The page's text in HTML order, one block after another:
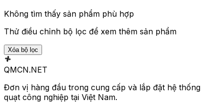
Không tìm thấy sản phẩm phù hợp
Thử điều chỉnh bộ lọc để xem thêm sản phẩm
Xóa bộ lọc
QMCN.NET
Đơn vị hàng đầu trong cung cấp và lắp đặt hệ thống
quạt công nghiệp tại Việt Nam.